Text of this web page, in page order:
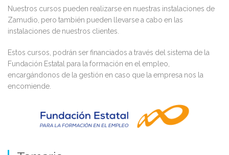
Nuestros cursos pueden realizarse en nuestras instalaciones de
Zamudio, pero también pueden llevarse a cabo en las
instalaciones de nuestros clientes.
Estos cursos, podrán ser financiados a través del sistema de la
Fundación Estatal para la formación en el empleo,
encargándonos de la gestión en caso que la empresa nos la
encomiende.